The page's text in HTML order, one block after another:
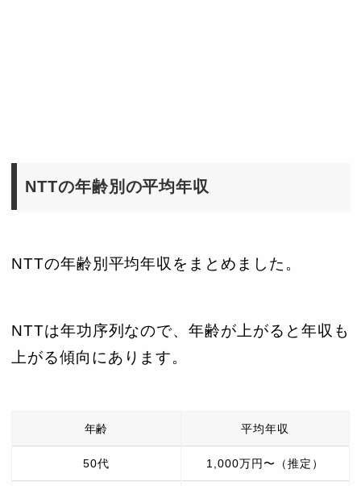
NTTの年齢別の平均年収
NTTの年齢別平均年収をまとめました。
NTTは年功序列なので、年齢が上がると年収も
上がる傾向にあります。
年齢 平均年収
50代 1,000万円〜（推定）